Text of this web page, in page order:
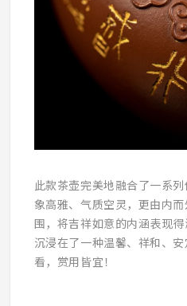
此款茶壶完美地融合了一系
象高雅、气质空灵，更由内
围，将吉祥如意的内涵表现
沉浸在了一种温馨、祥和、
看，赏用皆宜！